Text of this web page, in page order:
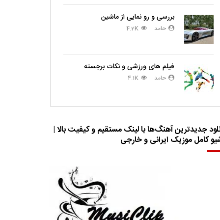
بررسی و رو نمایی از ماشین
حامد 4.2K
فیلم های ورزشی و نکات برجسته
حامد 4.1K
جدیدترین آهنگ‌ها با لینک مستقیم و کیفیت بالا |
کامل موزیک ایرانی و خارجی